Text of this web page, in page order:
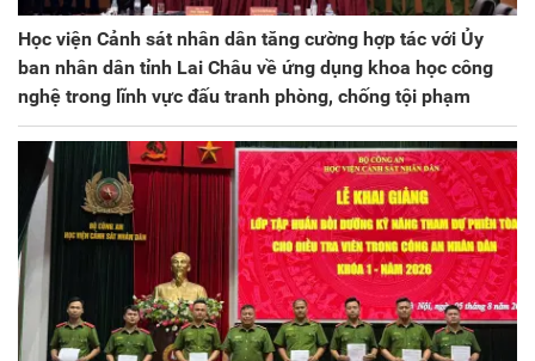
Học viện Cảnh sát nhân dân tăng cường hợp tác với Ủy
ban nhân dân tỉnh Lai Châu về ứng dụng khoa học công
nghệ trong lĩnh vực đấu tranh phòng, chống tội phạm